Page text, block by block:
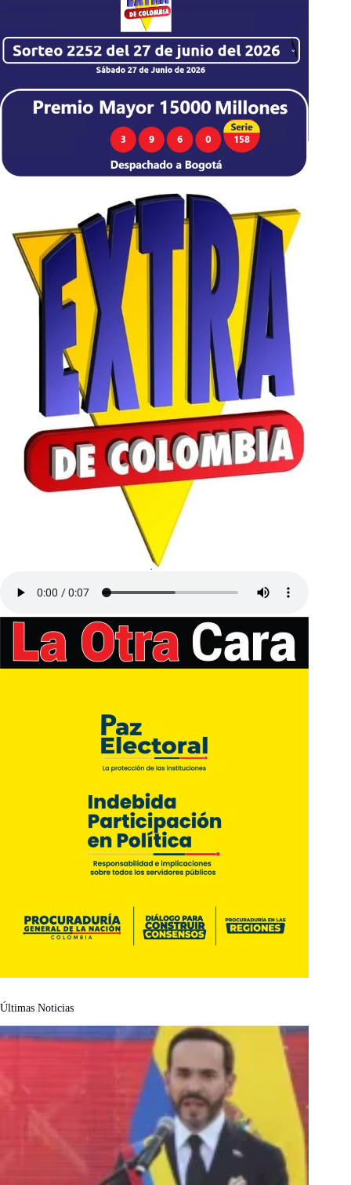
Últimas Noticias